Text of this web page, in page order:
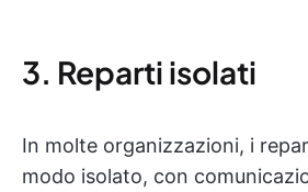
3. Reparti isolati
In molte organizzazioni, i
modo isolato, con